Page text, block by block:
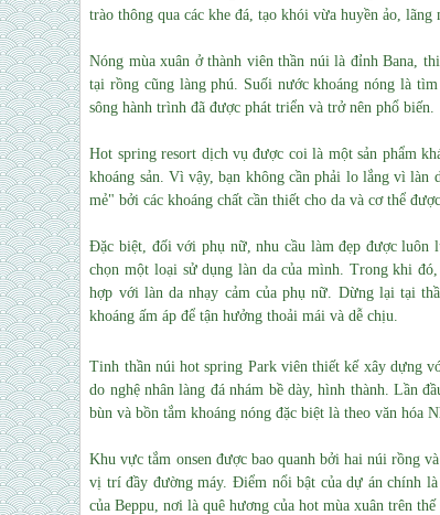
trào thông qua các khe đá, tạo khói vừa huyền ảo, lãng
Nóng mùa xuân ở thành viên thần núi là đỉnh Bana,
tại rồng cũng làng phú. Suối nước khoáng nóng là
sông hành trình đã được phát triển và trở nên phổ biến.
Hot spring resort dịch vụ được coi là một sản phẩm
khoáng sản. Vì vậy, bạn không cần phải lo lắng vì làn
mẻ" bởi các khoáng chất cần thiết cho da và cơ thể
Đặc biệt, đối với phụ nữ, nhu cầu làm đẹp được luôn
chọn một loại sử dụng làn da của mình. Trong khi đó,
hợp với làn da nhạy cảm của phụ nữ. Dừng lại tại
khoáng ấm áp để tận hưởng thoải mái và dễ chịu.
Tinh thần núi hot spring Park viên thiết kế xây dựng
do nghệ nhân làng đá nhám bề dày, hình thành. Lần
bùn và bồn tắm khoáng nóng đặc biệt là theo văn hóa
Khu vực tắm onsen được bao quanh bởi hai núi rồng
vị trí đầy đường máy. Điểm nổi bật của dự án chính
của Beppu, nơi là quê hương của hot mùa xuân trên thế